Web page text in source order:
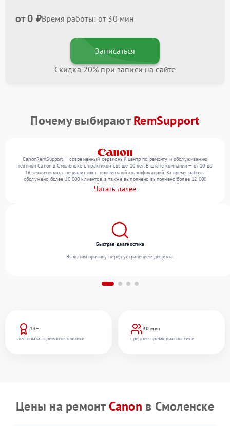
от 0 ₽Время работы: от 30 мин
Записаться
Скидка 20% при записи на сайте
Почему выбираютRemSupport
CanonRemSupport — современный сервисный центр по ремонту и обслуживанию
техники Canon в Смоленске с практикой свыше 10 лет. В штате компании — от 10 до
16 технических специалистов с профильной квалификацией. За время работы
обслужено более 10 000 клиентов, а также выполнено выполнено более 12 000
ремонтов. Ежемесячно в сервисный центр поступает более 300 устройств, включая , ,
оргтехнику. Мы беремся за задачи любой сложности и гарантируем высокое качество
Читать далее
13+
лет опыта в ремонте техники
30 мин
среднее время диагностики
Быстрая диагностика
Выясним причину перед устранением дефекта.
Цены на ремонт Canon в Смоленске